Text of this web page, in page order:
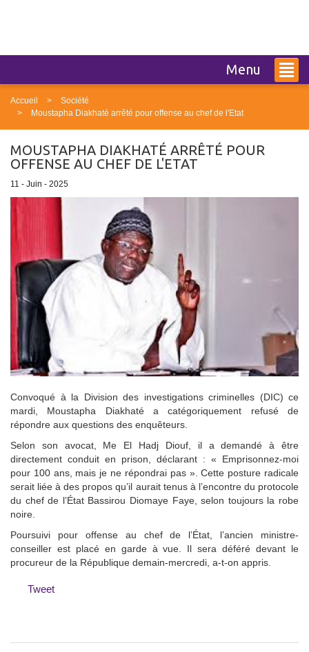
Menu
Accueil
Société
Moustapha Diakhaté arrêté pour offense au chef de l'Etat
MOUSTAPHA DIAKHATÉ ARRÊTÉ POUR
OFFENSE AU CHEF DE L'ETAT
11 - Juin - 2025
Convoqué à la Division des investigations criminelles (DIC) ce
mardi, Moustapha Diakhaté a catégoriquement refusé de
répondre aux questions des enquêteurs.
Selon son avocat, Me El Hadj Diouf, il a demandé à être
directement conduit en prison, déclarant : « Emprisonnez-moi
pour 100 ans, mais je ne répondrai pas ». Cette posture radicale
serait liée à des propos qu’il aurait tenus à l’encontre du protocole
du chef de l’État Bassirou Diomaye Faye, selon toujours la robe
noire.
Poursuivi pour offense au chef de l’État, l’ancien ministre-
conseiller est placé en garde à vue. Il sera déféré devant le
procureur de la République demain-mercredi, a-t-on appris.
Tweet